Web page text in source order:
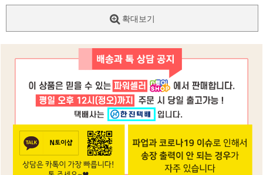
확대보기